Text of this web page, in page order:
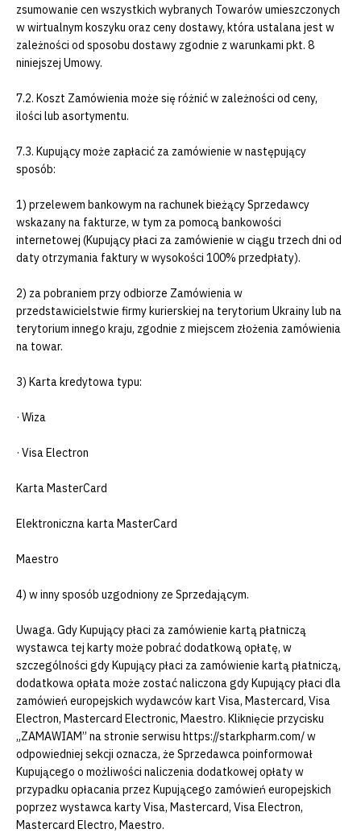
zsumowanie cen wszystkich wybranych Towarów umieszczonych
w wirtualnym koszyku oraz ceny dostawy, która ustalana jest w
zależności od sposobu dostawy zgodnie z warunkami pkt. 8
niniejszej Umowy.
7.2. Koszt Zamówienia może się różnić w zależności od ceny,
ilości lub asortymentu.
7.3. Kupujący może zapłacić za zamówienie w następujący
sposób:
1) przelewem bankowym na rachunek bieżący Sprzedawcy
wskazany na fakturze, w tym za pomocą bankowości
internetowej (Kupujący płaci za zamówienie w ciągu trzech dni od
daty otrzymania faktury w wysokości 100% przedpłaty).
2) za pobraniem przy odbiorze Zamówienia w
przedstawicielstwie firmy kurierskiej na terytorium Ukrainy lub na
terytorium innego kraju, zgodnie z miejscem złożenia zamówienia
na towar.
3) Karta kredytowa typu:
· Wiza
· Visa Electron
Karta MasterCard
Elektroniczna karta MasterCard
Maestro
4) w inny sposób uzgodniony ze Sprzedającym.
Uwaga. Gdy Kupujący płaci za zamówienie kartą płatniczą
wystawca tej karty może pobrać dodatkową opłatę, w
szczególności gdy Kupujący płaci za zamówienie kartą płatniczą,
dodatkowa opłata może zostać naliczona gdy Kupujący płaci dla
zamówień europejskich wydawców kart Visa, Mastercard, Visa
Electron, Mastercard Electronic, Maestro. Kliknięcie przycisku
„ZAMAWIAM” na stronie serwisu https://starkpharm.com/ w
odpowiedniej sekcji oznacza, że Sprzedawca poinformował
Kupującego o możliwości naliczenia dodatkowej opłaty w
przypadku opłacania przez Kupującego zamówień europejskich
poprzez wystawca karty Visa, Mastercard, Visa Electron,
Mastercard Electro, Maestro.